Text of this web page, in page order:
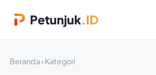
Petunjuk.ID
Beranda› Kategori